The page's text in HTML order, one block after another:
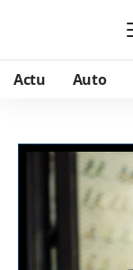
Actu Auto